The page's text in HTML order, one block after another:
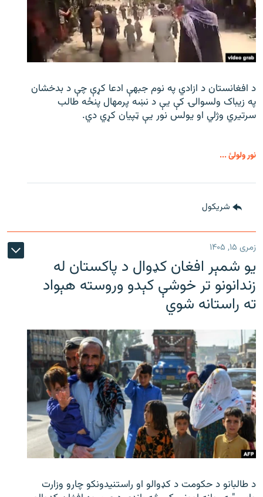
د افغانستان د ازادي په نوم جبهې ادعا کړې چې د بدخشان
په زیباک ولسوالۍ کې يې د نښه پرمهال پنځه طالب
سرتیري وژلي او یولس نور يې ټپیان کړي دي.
نور ولولئ ...
شريکول
زمری ۱۵, ۱۴۰۵
یو شمېر افغان کډوال د پاکستان له
زندانونو تر خوشې کېدو وروسته هېواد
ته راستانه شوي
د طالبانو د حکومت د کډوالو او راستنیدونکو چارو وزارت